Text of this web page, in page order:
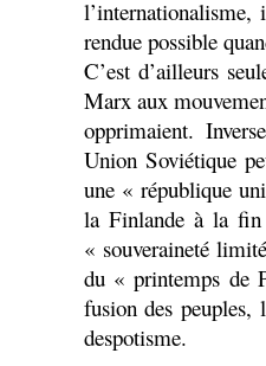
rendue possible
C’est d’ailleurs
Marx aux
opprimaient.
Union Soviétique
une « république
la Finlande à la fin
« souveraineté
du « printemps de
fusion des peuples,
despotisme.